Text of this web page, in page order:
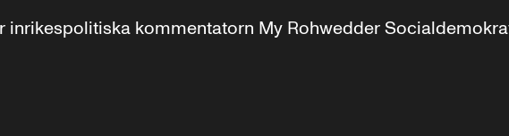
inrikespolitiska kommentatorn My Rohwedder